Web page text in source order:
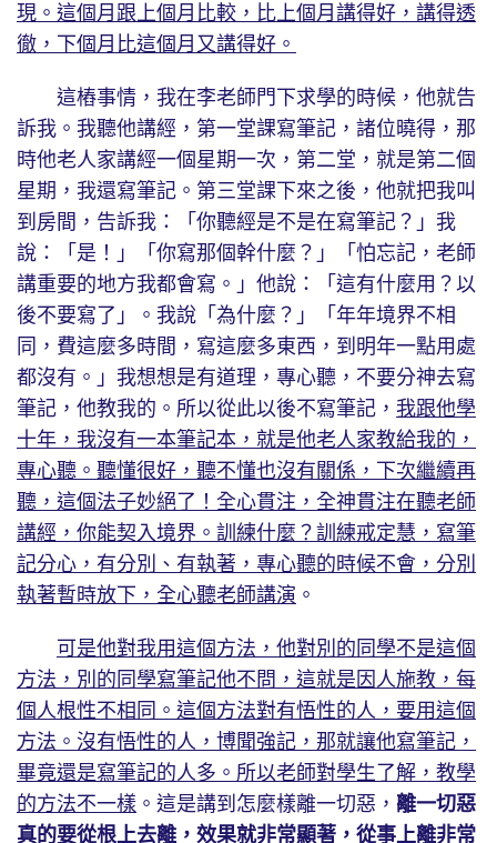
現。這個月跟上個月比較，比上個月講得好，講得透
徹，下個月比這個月又講得好。
這樁事情，我在李老師門下求學的時候，他就告
訴我。我聽他講經，第一堂課寫筆記，諸位曉得，那
時他老人家講經一個星期一次，第二堂，就是第二個
星期，我還寫筆記。第三堂課下來之後，他就把我叫
到房間，告訴我：「你聽經是不是在寫筆記？」我
說：「是！」「你寫那個幹什麼？」「怕忘記，老師
講重要的地方我都會寫。」他說：「這有什麼用？以
後不要寫了」。我說「為什麼？」「年年境界不相
同，費這麼多時間，寫這麼多東西，到明年一點用處
都沒有。」我想想是有道理，專心聽，不要分神去寫
筆記，他教我的。所以從此以後不寫筆記， 我跟他學
十年，我沒有一本筆記本，就是他老人家教給我的，
專心聽。聽懂很好，聽不懂也沒有關係，下次繼續再
聽，這個法子妙絕了！全心貫注，全神貫注在聽老師
講經，你能契入境界。訓練什麼？訓練戒定慧，寫筆
記分心，有分別、有執著，專心聽的時候不會，分別
執著暫時放下，全心聽老師講演 。
可是他對我用這個方法，他對別的同學不是這個
方法，別的同學寫筆記他不問，這就是因人施教，每
個人根性不相同。這個方法對有悟性的人，要用這個
方法。沒有悟性的人，博聞強記，那就讓他寫筆記，
畢竟還是寫筆記的人多。所以老師對學生了解，教學
的方法不一樣 。這是講到怎麼樣離一切惡， 離一切惡
真的要從根上去離，效果就非常顯著，從事上離非常